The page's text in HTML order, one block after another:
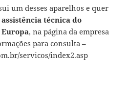
um desses aparelhos e quer
assistência técnica do
, na página da empresa
para consulta –
servicos/index2.asp